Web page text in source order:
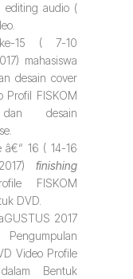
editing audio (
15 ( 7-10
mahasiswa
desain cover
Profil FISKOM
desain
â€“ 16 ( 14-16
finishing
FISKOM
DVD.
2017
Video Profile
Bentuk